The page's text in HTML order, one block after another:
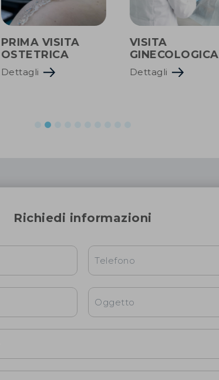
PRIMA VISITA
OSTETRICA
Dettagli
VISITA
GINECOLOGICA
Dettagli
Richiedi informazioni